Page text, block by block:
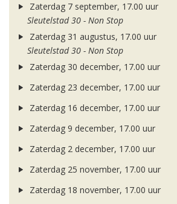
Zaterdag 7 september, 17.00 uur
Sleutelstad 30 - Non Stop
Zaterdag 31 augustus, 17.00 uur
Sleutelstad 30 - Non Stop
Zaterdag 30 december, 17.00 uur
Zaterdag 23 december, 17.00 uur
Zaterdag 16 december, 17.00 uur
Zaterdag 9 december, 17.00 uur
Zaterdag 2 december, 17.00 uur
Zaterdag 25 november, 17.00 uur
Zaterdag 18 november, 17.00 uur